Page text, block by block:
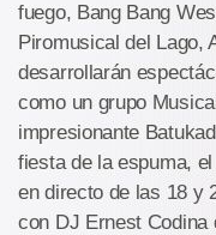
fuego, Bang Bang
Piromusical del Lago,
desarrollarán
como un grupo
impresionante
fiesta de la espuma,
en directo de las 18 y
con DJ Ernest Codina